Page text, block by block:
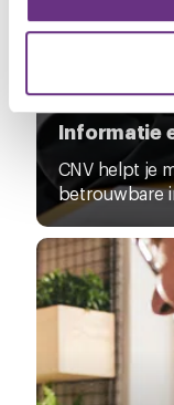
verzameld op
U kunt uw
intrekken via de
het ronde cookie-
pagina.
Informatie
CNV helpt je
betrouwbare